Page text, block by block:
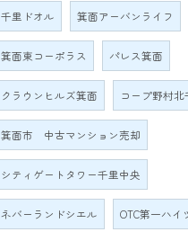
千里ドオル 箕面アーバンライフ
箕面東コーポラス パレス箕面
クラウンヒルズ箕面 コープ野村北
箕面市 中古マンション売却
シティゲートタワー千里中央
ネバーランドシエル OTC第一ハイ